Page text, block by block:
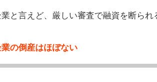
業と言えど、厳しい審査で融資を断られ
の倒産はほぼない